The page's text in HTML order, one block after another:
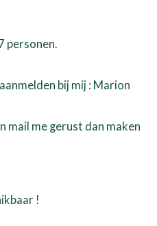
7 personen.
bij mij : Marion
mail me gerust dan maken
!